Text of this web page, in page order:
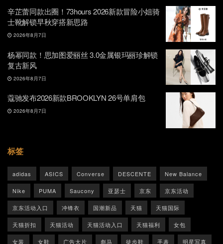
辛芷蕾同款出圈！73hours 2026新款冒险小姐骑
士靴解锁早秋穿搭新思路
2026年8月7日
杨幂同款！思加图爱丽丝 3.0金属银玛丽珍解锁
复古新风
2026年8月7日
蔻驰发布2026新款BROOKLYN 26号单肩包
2026年8月7日
标签
adidas ASICS Converse DESCENTE New Balance
Nike PUMA Saucony 亚瑟士 京东 京东活动
京东活动入口 冲锋衣 国潮新品 天猫 天猫国际
天猫折扣 天猫活动 天猫活动入口 天猫福利 女包
女装 女鞋 广告大片 彪马 徒步鞋 手表 明星写真